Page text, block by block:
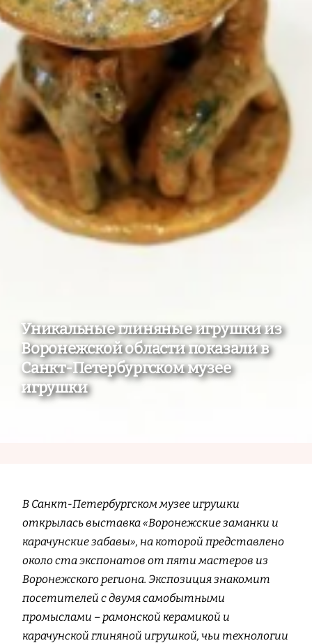
Уникальные глиняные игрушки из
Воронежской области показали в
Санкт-Петербургском музее
игрушки
В Санкт-Петербургском музее игрушки
открылась выставка «Воронежские заманки и
карачунские забавы», на которой представлено
около ста экспонатов от пяти мастеров из
Воронежского региона. Экспозиция знакомит
посетителей с двумя самобытными
промыслами – рамонской керамикой и
карачунской глиняной игрушкой, чьи технологии